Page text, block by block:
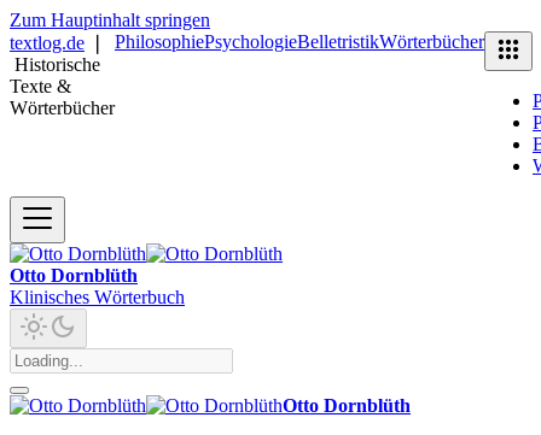
Zum Hauptinhalt springen
textlog.de
Historische
Texte &
Wörterbücher
PhilosophiePsychologieBelletristikWörterbücher
Otto Dornblüth
Klinisches Wörterbuch
Otto Dornblüth